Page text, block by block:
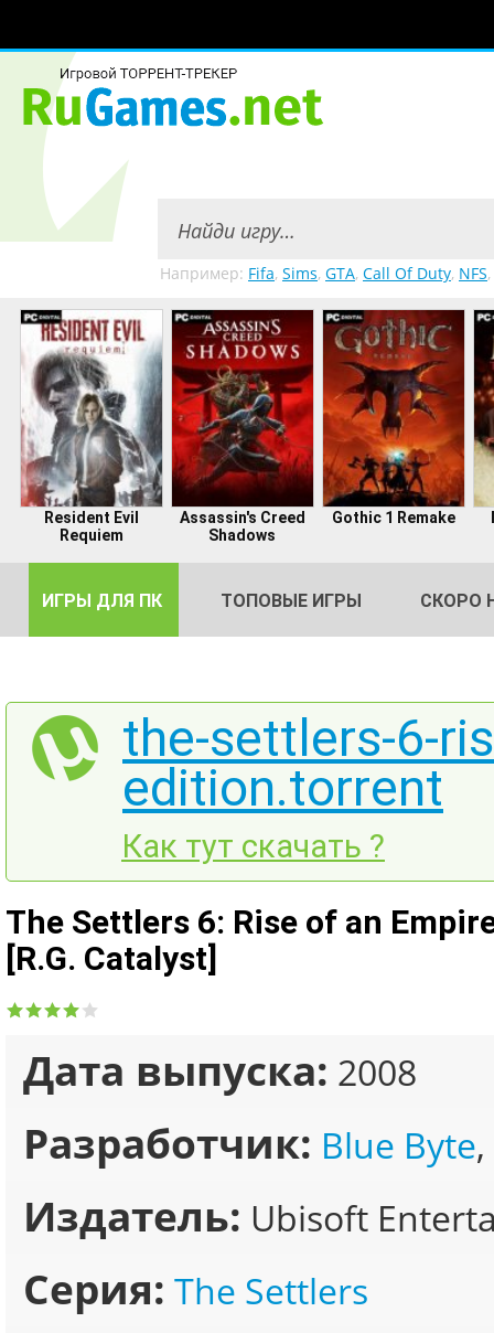
Например: Fifa, Sims, GTA, Call Of Duty, NFS,
Resident Evil
Requiem
Assassin's Creed
Shadows
Gothic 1 Remake
ИГРЫ ДЛЯ ПК ТОПОВЫЕ ИГРЫ СКОРО
the-settlers-6-
edition.torrent
Как тут скачать ?
The Settlers 6: Rise of an
[R.G. Catalyst]
Дата выпуска: 2008
Разработчик: Blue Byte,
Издатель: Ubisoft
Серия: The Settlers